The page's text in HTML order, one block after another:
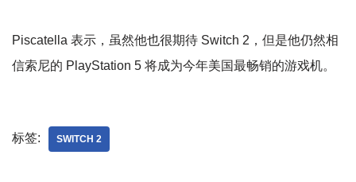
Piscatella 表示，虽然他也很期待 Switch 2，但是他仍然相
信索尼的 PlayStation 5 将成为今年美国最畅销的游戏机。
标签: SWITCH 2